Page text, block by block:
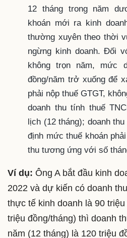
12 tháng trong năm
khoán mới ra kinh
thường xuyên theo thời
ngừng kinh doanh. Đối
không trọn năm, mức
đồng/năm trở xuống để
phải nộp thuế GTGT,
doanh thu tính thuế
lịch (12 tháng); doanh
định mức thuế khoán
thu tương ứng với số
Ví dụ: Ông A bắt đầu kinh
2022 và dự kiến có doanh
thực tế kinh doanh là 90
triệu đồng/tháng) thì doanh
năm (12 tháng) là 120 triệu